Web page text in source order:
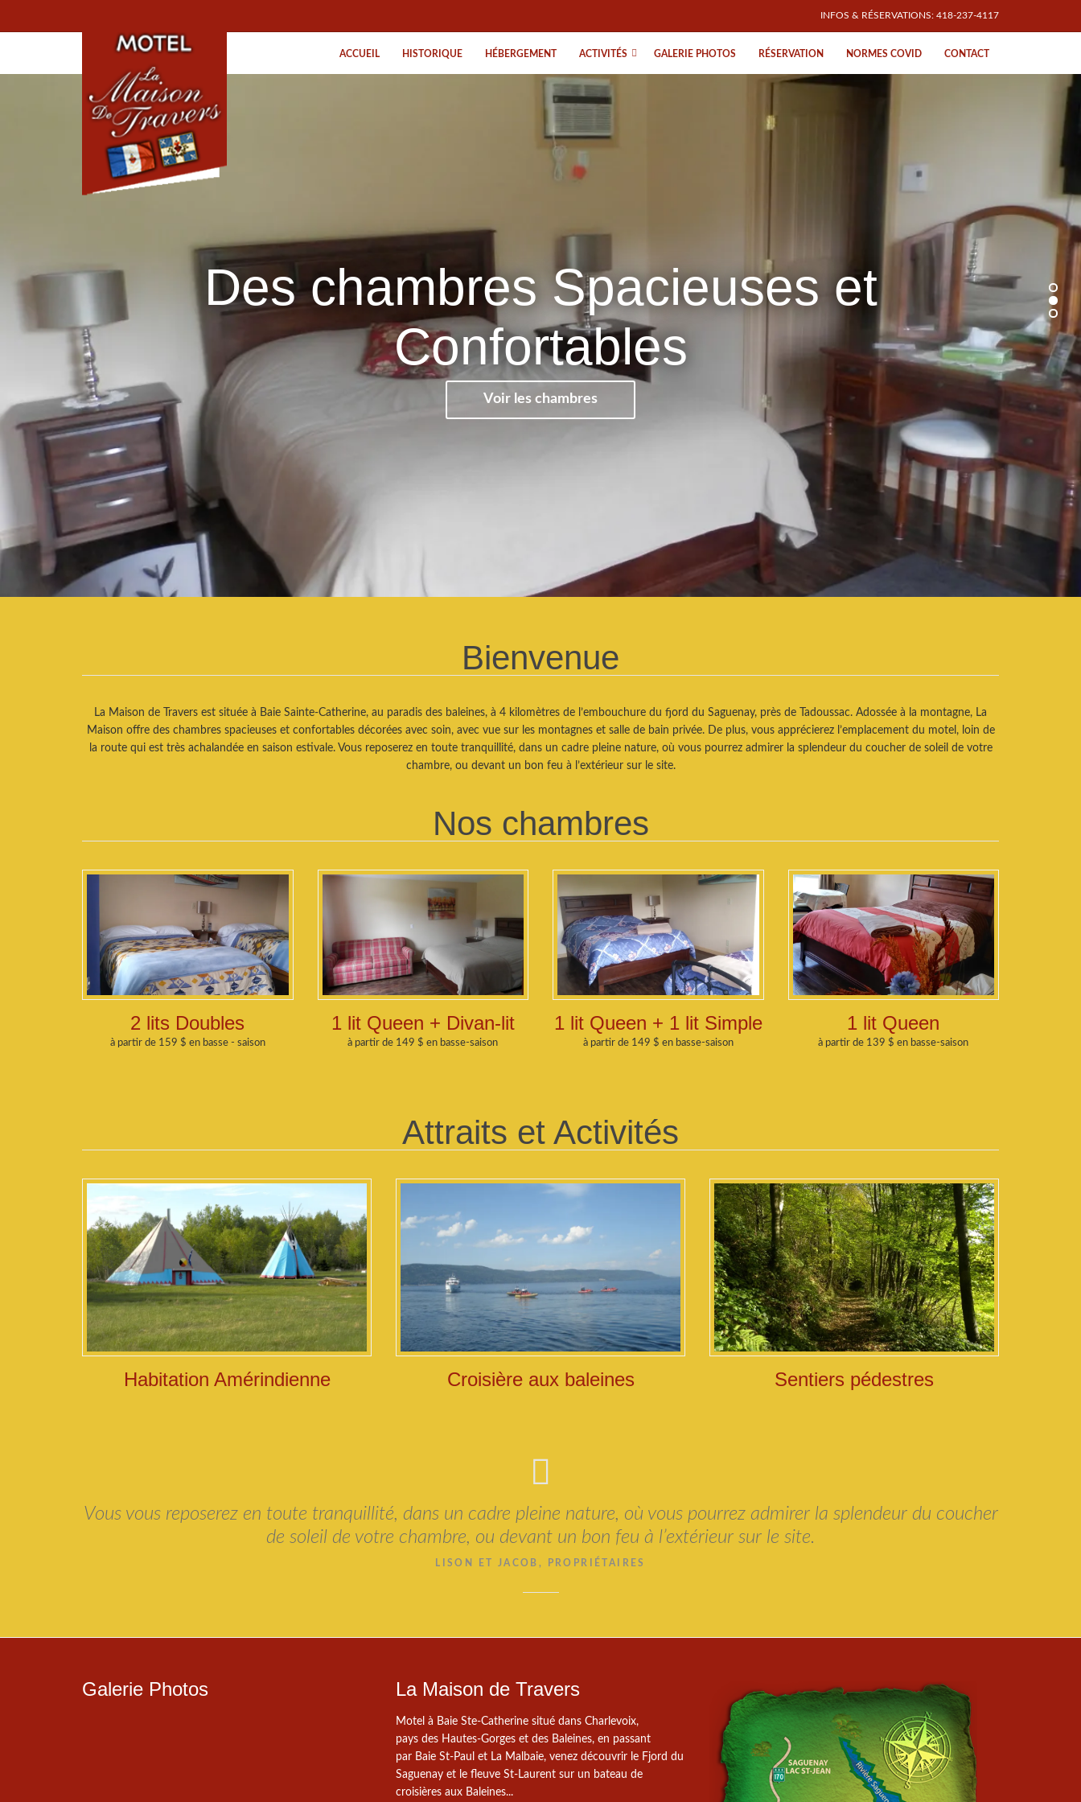
INFOS & RÉSERVATIONS: 418-237-4117
ACCUEIL HISTORIQUE HÉBERGEMENT ACTIVITÉS GALERIE PHOTOS RÉSERVATION NORMES COVID CONTACT
En tout tranquilité ! Motel sans-contact
Des chambres Spacieuses et
Confortables
Voir les chambres
Le Paradis des Baleines
Achetez vos billets de croisière sur place
Bienvenue
La Maison de Travers est située à Baie Sainte-Catherine, au paradis des baleines, à 4 kilomètres de l’embouchure du fjord du Saguenay, près de Tadoussac. Adossée à la montagne, La
Maison offre des chambres spacieuses et confortables décorées avec soin, avec vue sur les montagnes et salle de bain privée. De plus, vous apprécierez l’emplacement du motel, loin de
la route qui est très achalandée en saison estivale. Vous reposerez en toute tranquillité, dans un cadre pleine nature, où vous pourrez admirer la splendeur du coucher de soleil de votre
chambre, ou devant un bon feu à l’extérieur sur le site.
Nos chambres
2 lits Doubles
à partir de 159 $ en basse - saison
1 lit Queen + Divan-lit
à partir de 149 $ en basse-saison
1 lit Queen + 1 lit Simple
à partir de 149 $ en basse-saison
1 lit Queen
à partir de 139 $ en basse-saison
Attraits et Activités
Habitation Amérindienne Croisière aux baleines Sentiers pédestres
Vous vous reposerez en toute tranquillité, dans un cadre pleine nature, où vous pourrez admirer la splendeur du coucher
de soleil de votre chambre, ou devant un bon feu à l’extérieur sur le site.
LISON ET JACOB, PROPRIÉTAIRES
Galerie Photos La Maison de Travers
Motel à Baie Ste-Catherine situé dans Charlevoix,
pays des Hautes-Gorges et des Baleines, en passant
par Baie St-Paul et La Malbaie, venez découvrir le Fjord du
Saguenay et le fleuve St-Laurent sur un bateau de
croisières aux Baleines...